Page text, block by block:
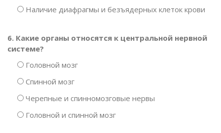
Наличие диафрагмы и безъядерных клеток крови
6. Какие органы относятся к центральной нервной
системе?
Головной мозг
Спинной мозг
Черепные и спинномозговые нервы
Головной и спинной мозг